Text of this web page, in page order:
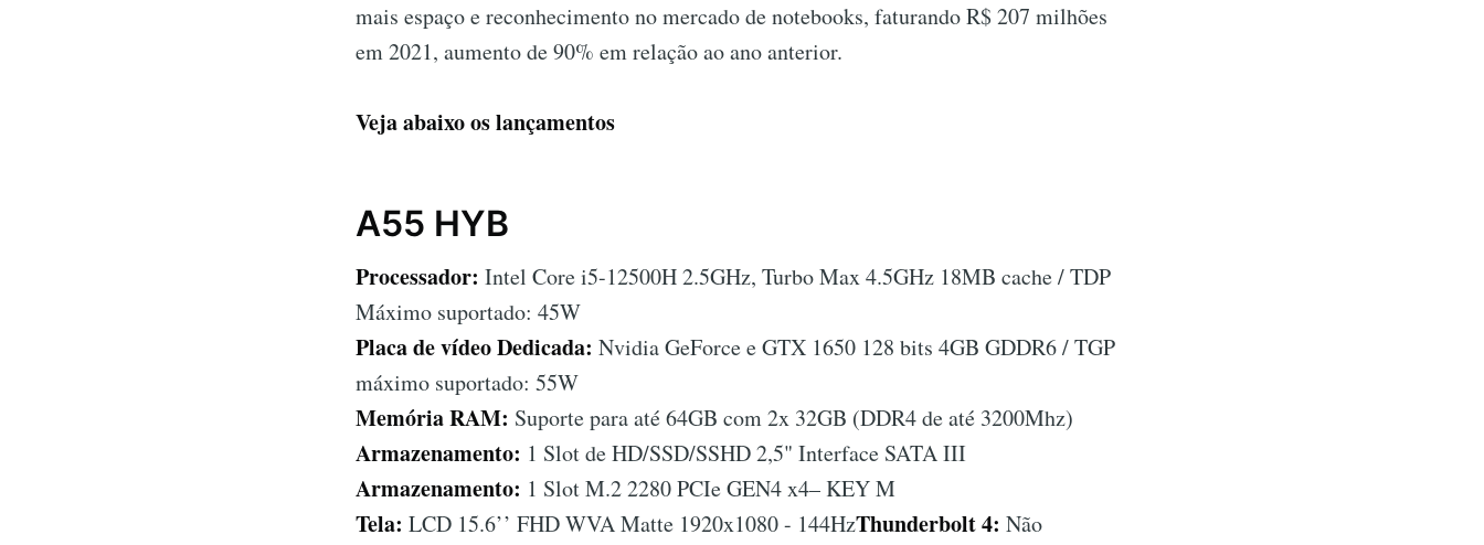
mais espaço e reconhecimento no mercado de notebooks, faturando R$ 207 milhões
em 2021, aumento de 90% em relação ao ano anterior.
Veja abaixo os lançamentos
A55 HYB
Processador: Intel Core i5-12500H 2.5GHz, Turbo Max 4.5GHz 18MB cache / TDP
Máximo suportado: 45W
Placa de vídeo Dedicada: Nvidia GeForce e GTX 1650 128 bits 4GB GDDR6 / TGP
máximo suportado: 55W
Memória RAM: Suporte para até 64GB com 2x 32GB (DDR4 de até 3200Mhz)
Armazenamento: 1 Slot de HD/SSD/SSHD 2,5" Interface SATA III
Armazenamento: 1 Slot M.2 2280 PCIe GEN4 x4– KEY M
Tela: LCD 15.6’’ FHD WVA Matte 1920x1080 - 144HzThunderbolt 4: Não